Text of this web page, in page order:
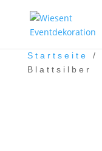
Startseite /
Blattsilber